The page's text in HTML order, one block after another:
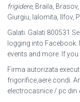
frigidere, Braila,
Giurgiu, Ialomita, Ilfov,
Galati. Galati 800531
logging into
events and more. If
Firma autorizata
frigorifice,aere condi.
electrocasnice / pc din